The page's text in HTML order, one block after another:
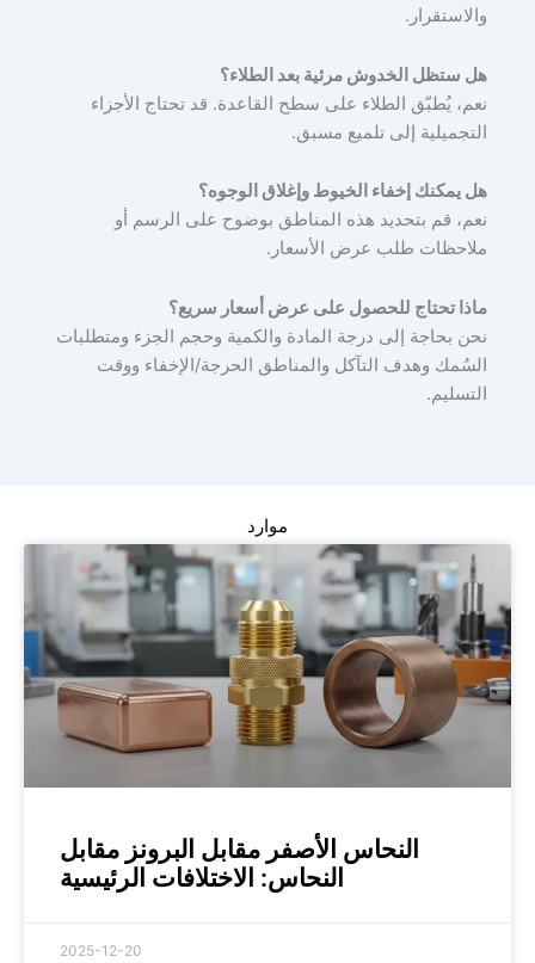
والاستقرار.
هل ستظل الخدوش مرئية بعد الطلاء؟
نعم، يُطبّق الطلاء على سطح القاعدة. قد تحتاج الأجزاء
التجميلية إلى تلميع مسبق.
هل يمكنك إخفاء الخيوط وإغلاق الوجوه؟
نعم، قم بتحديد هذه المناطق بوضوح على الرسم أو
ملاحظات طلب عرض الأسعار.
ماذا تحتاج للحصول على عرض أسعار سريع؟
نحن بحاجة إلى درجة المادة والكمية وحجم الجزء ومتطلبات
السُمك وهدف التآكل والمناطق الحرجة/الإخفاء ووقت
التسليم.
موارد
النحاس الأصفر مقابل البرونز مقابل
النحاس: الاختلافات الرئيسية
2025-12-20